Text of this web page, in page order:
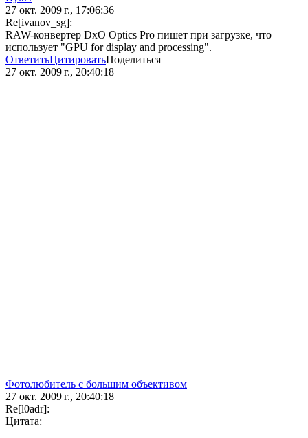
27 окт. 2009 г., 17:06:36
Re[ivanov_sg]:
RAW-конвертер DxO Optics Pro пишет при загрузке, что
использует "GPU for display and processing".
ОтветитьЦитироватьПоделиться
27 окт. 2009 г., 20:40:18
Фотолюбитель с большим объективом
27 окт. 2009 г., 20:40:18
Re[l0adr]:
Цитата: